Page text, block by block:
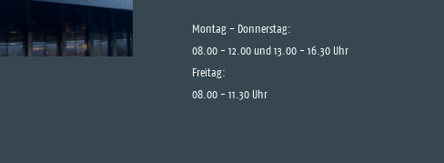
Montag - Donnerstag:
08.00 - 12.00 und 13.00 - 16.30 Uhr
Freitag:
08.00 - 11.30 Uhr